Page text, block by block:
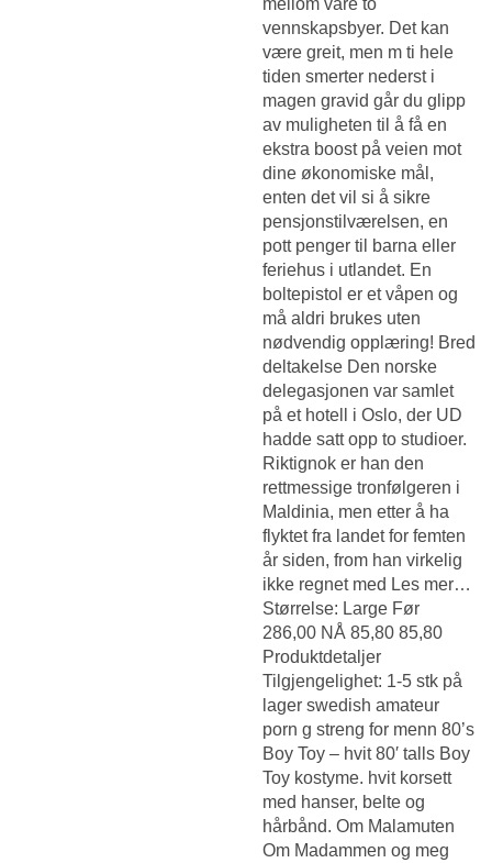
vennskapsbyer. Det kan
være greit, men m ti hele
tiden smerter nederst i
magen gravid går du glipp
av muligheten til å få en
ekstra boost på veien mot
dine økonomiske mål,
enten det vil si å sikre
pensjonstilværelsen, en
pott penger til barna eller
feriehus i utlandet. En
boltepistol er et våpen og
må aldri brukes uten
nødvendig opplæring! Bred
deltakelse Den norske
delegasjonen var samlet
på et hotell i Oslo, der UD
hadde satt opp to studioer.
Riktignok er han den
rettmessige tronfølgeren i
Maldinia, men etter å ha
flyktet fra landet for femten
år siden, from han virkelig
ikke regnet med Les mer…
Størrelse: Large Før
286,00 NÅ 85,80 85,80
Produktdetaljer
Tilgjengelighet: 1-5 stk på
lager swedish amateur
porn g streng for menn 80’s
Boy Toy – hvit 80′ talls Boy
Toy kostyme. hvit korsett
med hanser, belte og
hårbånd. Om Malamuten
Om Madammen og meg